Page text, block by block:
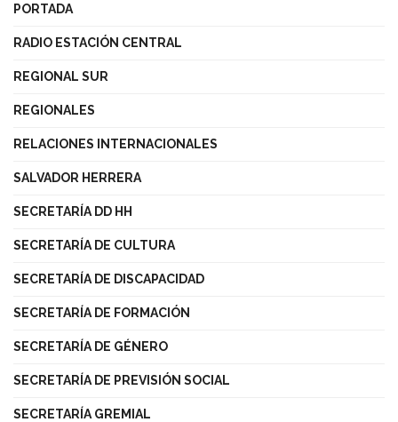
PORTADA
RADIO ESTACIÓN CENTRAL
REGIONAL SUR
REGIONALES
RELACIONES INTERNACIONALES
SALVADOR HERRERA
SECRETARÍA DD HH
SECRETARÍA DE CULTURA
SECRETARÍA DE DISCAPACIDAD
SECRETARÍA DE FORMACIÓN
SECRETARÍA DE GÉNERO
SECRETARÍA DE PREVISIÓN SOCIAL
SECRETARÍA GREMIAL